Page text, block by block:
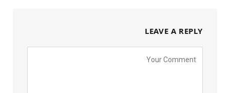
LEAVE A REPLY